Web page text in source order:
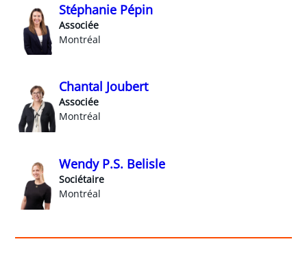
Stéphanie Pépin
Associée
Montréal
Chantal Joubert
Associée
Montréal
Wendy P.S. Belisle
Sociétaire
Montréal